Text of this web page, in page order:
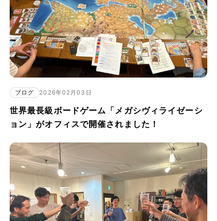
ブログ 2026年02月03日
世界最長級ボードゲーム「メガシヴィライゼーシ
ョン」がオフィスで開催されました！